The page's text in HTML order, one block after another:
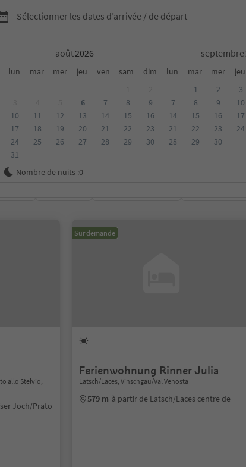
Sélectionner les dates d’arrivée / de départ
août septembre
lun mar mer jeu ven sam dim lun mar mer jeu
6 7 8
9
10
11 12 13 14 15
16
17
18 19 20 21 22
23
24
25 26 27 28 29
30
31
1 2 3
7
8 9 10
14
15 16 17
21
22 23 24
28
29 30
Nombre de nuits :0
d'hôtes dans le
du Stelvio
allo Stelvio,
Joch/Prato
Sur demande
Ferienwohnung Rinner Julia
Latsch/Laces, Vinschgau/Val Venosta
579 m à partir de Latsch/Laces centre de